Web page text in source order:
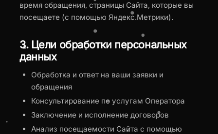
время обращения, страницы Сайта, которые вы
посещаете (с помощью Яндекс.Метрики).
3. Цели обработки персональных
данных
Обработка и ответ на ваши заявки и
обращения
Консультирование по услугам Оператора
Заключение и исполнение договоров
Анализ посещаемости Сайта с помощью